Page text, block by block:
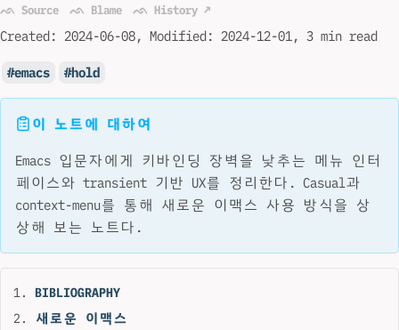
ᨒ Source ᨒ Blame ᨒ History ↗
Created: 2024-06-08 Modified: 2024-12-01 3 min read
emacs hold
이 노트에 대하여
Emacs 입문자에게 키바인딩 장벽을 낮추는 메뉴 인터
페이스와 transient 기반 UX를 정리한다. Casual과
context-menu를 통해 새로운 이맥스 사용 방식을 상
상해 보는 노트다.
BIBLIOGRAPHY
새로운 이맥스